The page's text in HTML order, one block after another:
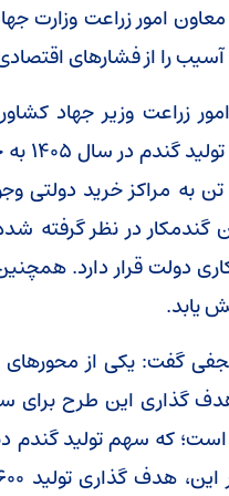
معاون امور زراعت وزارت
را از فشار‌های
زراعت وزیر جهاد
به مراکز خرید دولتی
گندمکار در نظر گرفته
دولت قرار دارد.
یابد.